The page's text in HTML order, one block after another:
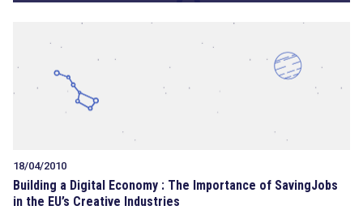
18/04/2010
Building a Digital Economy : The Importance of SavingJobs
in the EU’s Creative Industries